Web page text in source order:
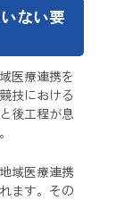
ない要
医療連携を
技における
後工程が息
域医療連携
ます。その